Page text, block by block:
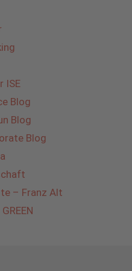
ISE
Blog
Blog
Blog
– Franz Alt